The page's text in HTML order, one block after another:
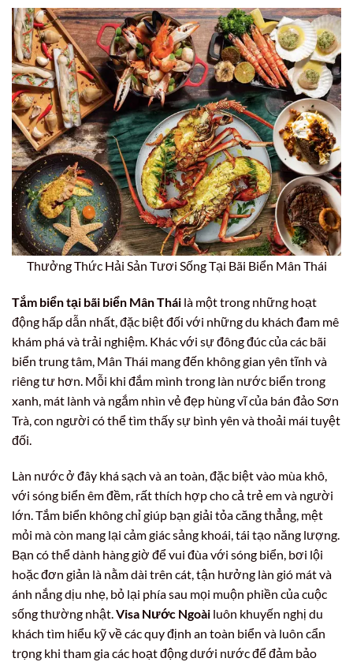
Thưởng Thức Hải Sản Tươi Sống Tại Bãi Biển Mân Thái
Tắm biển tại bãi biển Mân Thái là một trong những hoạt
động hấp dẫn nhất, đặc biệt đối với những du khách đam mê
khám phá và trải nghiệm. Khác với sự đông đúc của các bãi
biển trung tâm, Mân Thái mang đến không gian yên tĩnh và
riêng tư hơn. Mỗi khi đắm mình trong làn nước biển trong
xanh, mát lành và ngắm nhìn vẻ đẹp hùng vĩ của bán đảo Sơn
Trà, con người có thể tìm thấy sự bình yên và thoải mái tuyệt
đối.
Làn nước ở đây khá sạch và an toàn, đặc biệt vào mùa khô,
với sóng biển êm đềm, rất thích hợp cho cả trẻ em và người
lớn. Tắm biển không chỉ giúp bạn giải tỏa căng thẳng, mệt
mỏi mà còn mang lại cảm giác sảng khoái, tái tạo năng lượng.
Bạn có thể dành hàng giờ để vui đùa với sóng biển, bơi lội
hoặc đơn giản là nằm dài trên cát, tận hưởng làn gió mát và
ánh nắng dịu nhẹ, bỏ lại phía sau mọi muộn phiền của cuộc
sống thường nhật.Visa Nước Ngoài luôn khuyến nghị du
khách tìm hiểu kỹ về các quy định an toàn biển và luôn cẩn
trọng khi tham gia các hoạt động dưới nước để đảm bảo